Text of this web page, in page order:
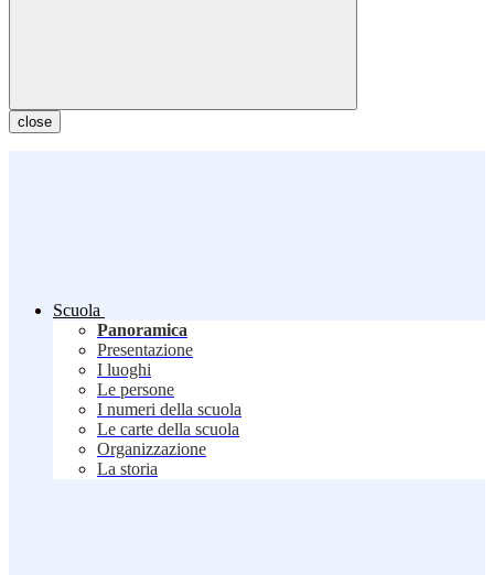
close
Scuola
Panoramica
Presentazione
I luoghi
Le persone
I numeri della scuola
Le carte della scuola
Organizzazione
La storia